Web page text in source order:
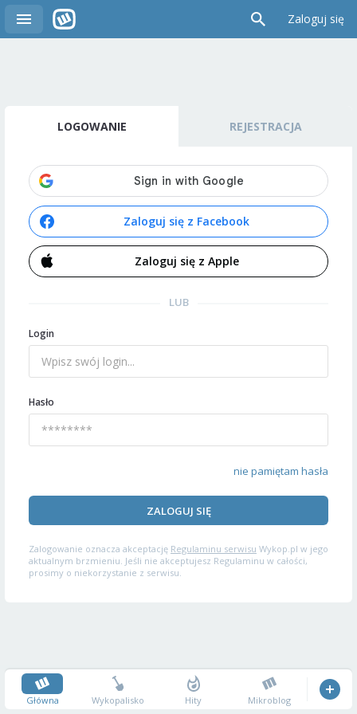
Zaloguj się
LOGOWANIE REJESTRACJA
Zaloguj się z Facebook
Zaloguj się z Apple
LUB
Login
Hasło
nie pamiętam hasła
ZALOGUJ SIĘ
Zalogowanie oznacza akceptację Regulaminu serwisu Wykop.pl w jego
aktualnym brzmieniu. Jeśli nie akceptujesz Regulaminu w całości,
prosimy o niekorzystanie z serwisu.
Główna Wykopalisko Hity Mikroblog